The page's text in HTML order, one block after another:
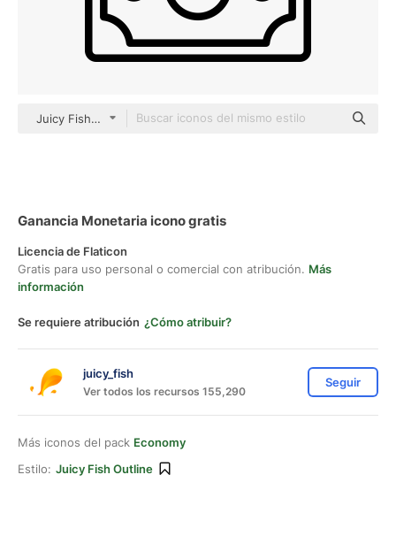
Juicy Fish Outline
Ganancia Monetaria icono gratis
Licencia de Flaticon
Gratis para uso personal o comercial con atribución. Más
información
Se requiere atribución ¿Cómo atribuir?
juicy_fish
Ver todos los recursos 155,290
Seguir
Más iconos del pack Economy
Estilo: Juicy Fish Outline